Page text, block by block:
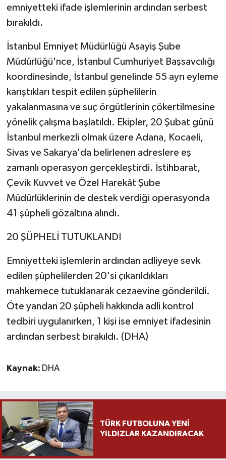
emniyetteki ifade işlemlerinin ardından serbest
bırakıldı.
İstanbul Emniyet Müdürlüğü Asayiş Şube
Müdürlüğü'nce, İstanbul Cumhuriyet Başsavcılığı
koordinesinde, İstanbul genelinde 55 ayrı eyleme
karıştıkları tespit edilen şüphelilerin
yakalanmasına ve suç örgütlerinin çökertilmesine
yönelik çalışma başlatıldı. Ekipler, 20 Şubat günü
İstanbul merkezli olmak üzere Adana, Kocaeli,
Sivas ve Sakarya'da belirlenen adreslere eş
zamanlı operasyon gerçekleştirdi. İstihbarat,
Çevik Kuvvet ve Özel Harekât Şube
Müdürlüklerinin de destek verdiği operasyonda
41 şüpheli gözaltına alındı.
20 ŞÜPHELİ TUTUKLANDI
Emniyetteki işlemlerin ardından adliyeye sevk
edilen şüphelilerden 20'si çıkarıldıkları
mahkemece tutuklanarak cezaevine gönderildi.
Öte yandan 20 şüpheli hakkında adli kontrol
tedbiri uygulanırken, 1 kişi ise emniyet ifadesinin
ardından serbest bırakıldı. (DHA)
Kaynak: DHA
TÜRK FUTBOLUNA YENİ
YILDIZLAR KAZANDIRACAK
Son Dakika
Yerel
AboneHaber Özel